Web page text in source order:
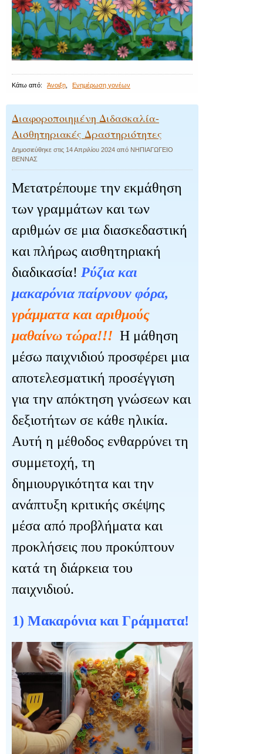
Κάτω από: Άνοιξη Ενημέρωση γονέων
Διαφοροποιημένη Διδασκαλία-
Αισθητηριακές Δραστηριότητες
Δημοσιεύθηκε στις 14 Απριλίου 2024 από ΝΗΠΙΑΓΩΓΕΙΟ
ΒΕΝΝΑΣ
Μετατρέπουμε την εκμάθηση
των γραμμάτων και των
αριθμών σε μια διασκεδαστική
και πλήρως αισθητηριακή
διαδικασία! Ρύζια και
μακαρόνια παίρνουν φόρα,
γράμματα και αριθμούς
μαθαίνω τώρα!!! Η μάθηση
μέσω παιχνιδιού προσφέρει μια
αποτελεσματική προσέγγιση
για την απόκτηση γνώσεων και
δεξιοτήτων σε κάθε ηλικία.
Αυτή η μέθοδος ενθαρρύνει τη
συμμετοχή, τη
δημιουργικότητα και την
ανάπτυξη κριτικής σκέψης
μέσα από προβλήματα και
προκλήσεις που προκύπτουν
κατά τη διάρκεια του
παιχνιδιού.
1) Μακαρόνια και Γράμματα!